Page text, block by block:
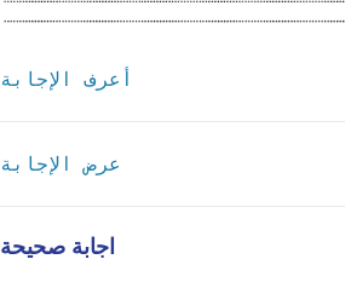
أعرف الإجابة
عرض الإجابة
اجابة صحيحة